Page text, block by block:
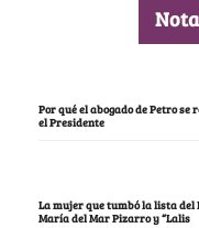
Por qué el abogado de Petro
el Presidente
La mujer que tumbó la lista del
María del Mar Pizarro y “Lalis